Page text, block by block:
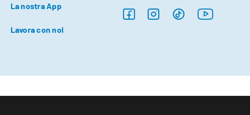
La nostra App
Lavora con noi